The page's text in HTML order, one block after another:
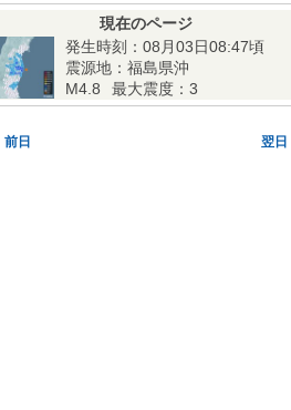
現在のページ
発生時刻：08月03日08:47頃
震源地：福島県沖
M4.8
最大震度：3
前日 翌日